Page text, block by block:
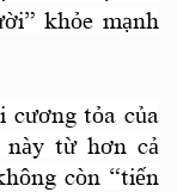
khỏe mạnh
cương tỏa của
này từ hơn cả
còn “tiến